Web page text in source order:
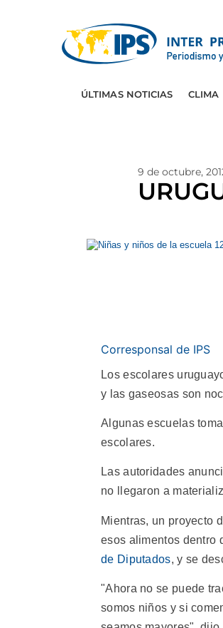
ÚLTIMAS NOTICIAS CLIMA
9 de octubre,
Corresponsal de IPS
Los escolares
y las gaseosas son
Algunas escuelas
escolares.
Las autoridades
no llegaron a
Mientras, un proyecto
esos alimentos dentro
de Diputados, y se
"Ahora no se puede
somos niños y si